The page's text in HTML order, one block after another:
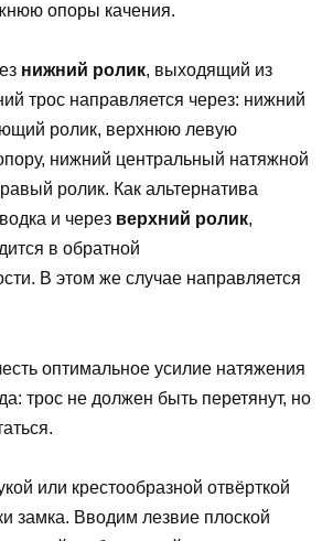
опоры качения.
нижний ролик, выходящий из
трос направляется через: нижний
ролик, верхнюю левую
нижний центральный натяжной
ролик. Как альтернатива
и через верхний ролик,
в обратной
В этом же случае направляется
оптимальное усилие натяжения
трос не должен быть перетянут, но
или крестообразной отвёрткой
замка. Вводим лезвие плоской